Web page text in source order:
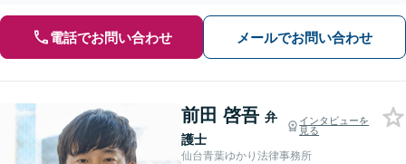
電話でお問い合わせ メールでお問い合わせ
前田 啓吾 弁
護士
インタビューを
見る
仙台青葉ゆかり法律事務所